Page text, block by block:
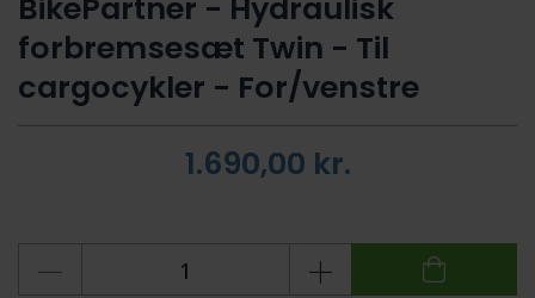
BikePartner - Hydraulisk
forbremsesæt Twin - Til
cargocykler - For/venstre
1.690,00 kr.